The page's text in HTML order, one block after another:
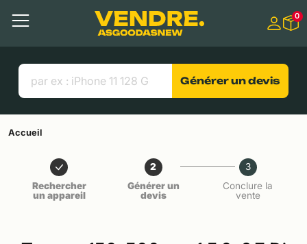
Contenu principal
Menu
Liens utiles
0
Générer un devis
Accueil
Rechercher
un appareil
2
Générer un
devis
3
Conclure la
vente